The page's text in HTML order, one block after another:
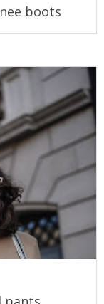
boots